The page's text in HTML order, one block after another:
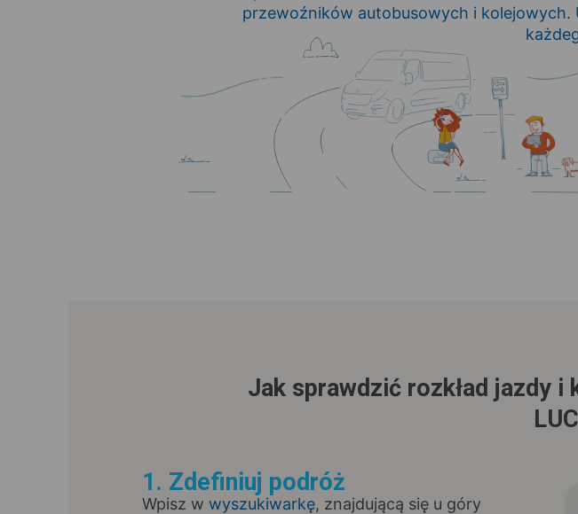
przewoźników autobusowych i
Jak sprawdzić rozkład jazdy
1. Zdefiniuj podróż
Wpisz w wyszukiwarkę, znajdującą się u góry